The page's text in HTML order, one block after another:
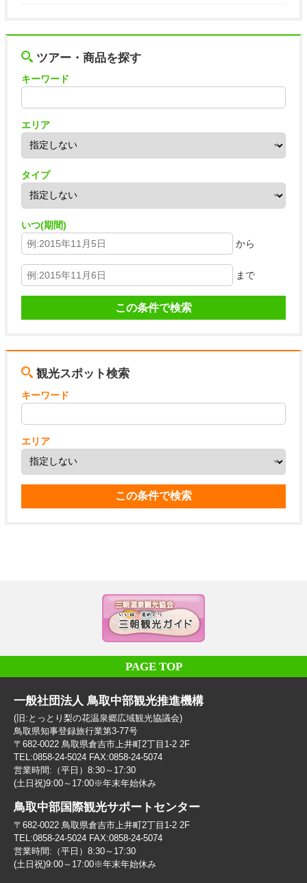
ツアー・商品を探す
キーワード
エリア
タイプ
いつ(期間)
から
まで
観光スポット検索
キーワード
エリア
PAGE TOP
一般社団法人 鳥取中部観光推進機構
(旧:とっとり梨の花温泉郷広域観光協議会)
鳥取県知事登録旅行業第3-77号
〒682-0022 鳥取県倉吉市上井町2丁目1-2 2F
TEL:0858-24-5024 FAX:0858-24-5074
営業時間:（平日）8:30～17:30
(土日祝)9:00～17:00※年末年始休み
鳥取中部国際観光サポートセンター
〒682-0022 鳥取県倉吉市上井町2丁目1-2 2F
TEL:0858-24-5024 FAX:0858-24-5074
営業時間:（平日）8:30～17:30
(土日祝)9:00～17:00※年末年始休み